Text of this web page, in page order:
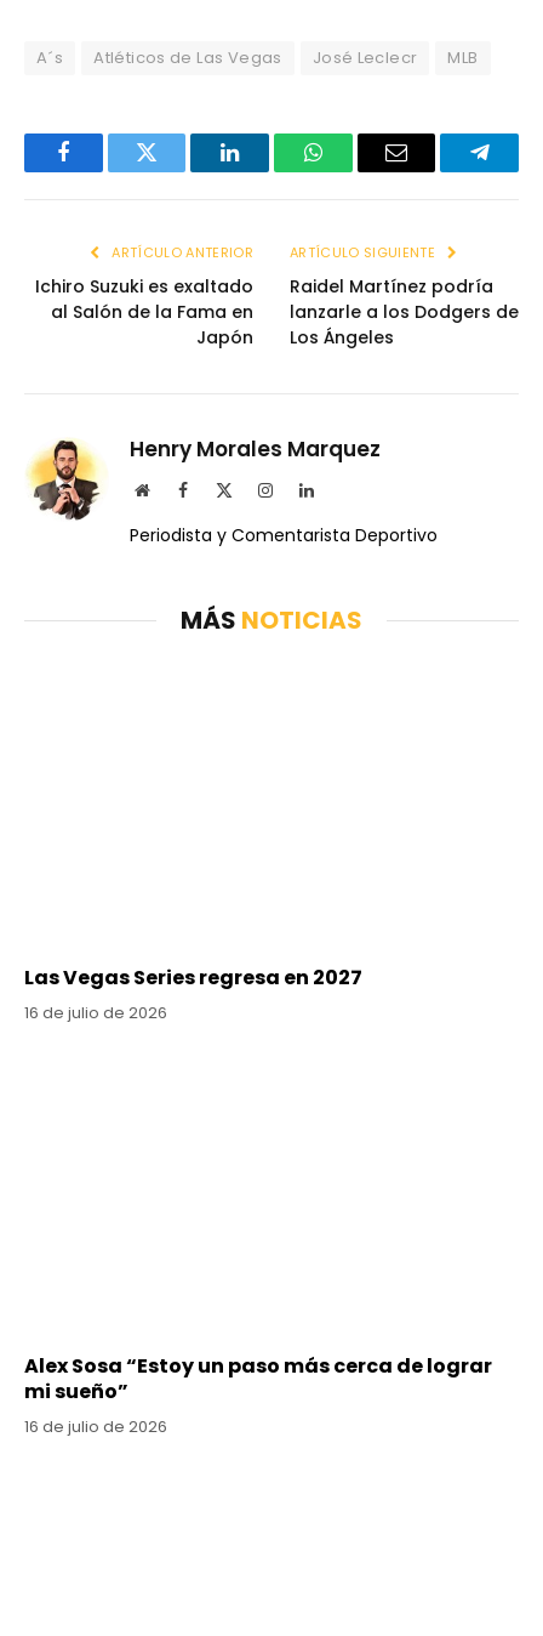
A´s Atléticos de Las Vegas José Leclecr MLB
FacebookTwitter LinkedInWhatsAppEmail
ARTÍCULO ANTERIOR
Ichiro Suzuki es exaltado
al Salón de la Fama en
Japón
ARTÍCULO SIGUIENTE
Raidel Martínez podría
lanzarle a los Dodgers de
Los Ángeles
Henry Morales Marquez
WebsiteFacebook InstagramLinkedIn
Periodista y Comentarista Deportivo
MÁS NOTICIAS
Las Vegas Series regresa en 2027
16 de julio de 2026
Alex Sosa “Estoy un paso más cerca de lograr
mi sueño”
16 de julio de 2026